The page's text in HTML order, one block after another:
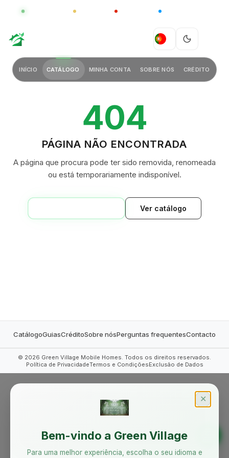
GLOBAL CHINA
PT
INÍCIO CATÁLOGO MINHA CONTA SOBRE NÓS CRÉDITO
404
PÁGINA NÃO ENCONTRADA
A página que procura pode ter sido removida, renomeada
ou está temporariamente indisponível.
Ver catálogo
CatálogoGuiasCréditoSobre nósPerguntas frequentesContacto
© 2026 Green Village Mobile Homes. Todos os direitos reservados.
Política de PrivacidadeTermos e CondiçõesExclusão de Dados
✕
Bem-vindo a Green Village
Para uma melhor experiência, escolha o seu idioma e